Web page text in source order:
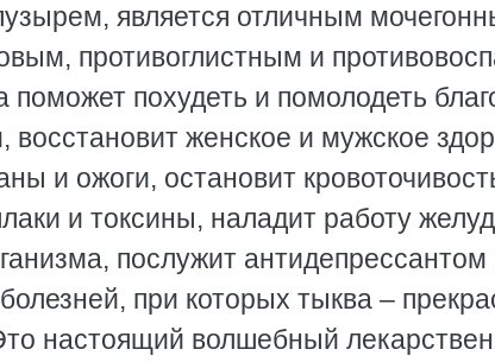
является отличным
противоглистным и
поможет похудеть и помолодеть
восстановит женское и мужское
и ожоги, остановит
и токсины, наладит работу
послужит
при которых тыква –
настоящий волшебный